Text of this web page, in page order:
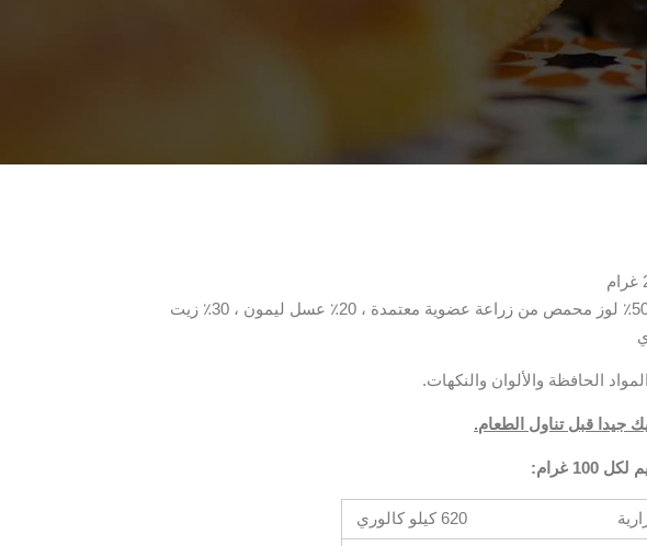
: 50٪ لوز محمص من زراعة عضوية معتمدة ، 20٪ عسل ليمون ، 30٪ زيت
الحافظة والألوان والنكهات.
جيدا قبل تناول الطعام.
غرام :
620 كيلو كالوري